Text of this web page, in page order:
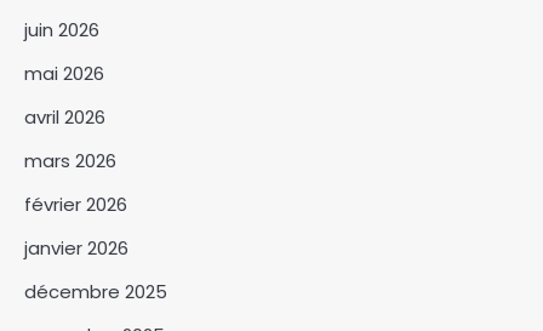
juin 2026
mai 2026
avril 2026
mars 2026
février 2026
janvier 2026
décembre 2025